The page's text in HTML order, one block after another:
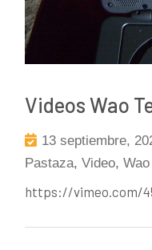
Videos Wao
13 septiembre,
Pastaza,Video,
https://vimeo.com/